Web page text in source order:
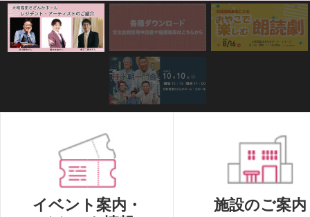
市
さ
ざ
ん
イベント案内・
施設のご案内